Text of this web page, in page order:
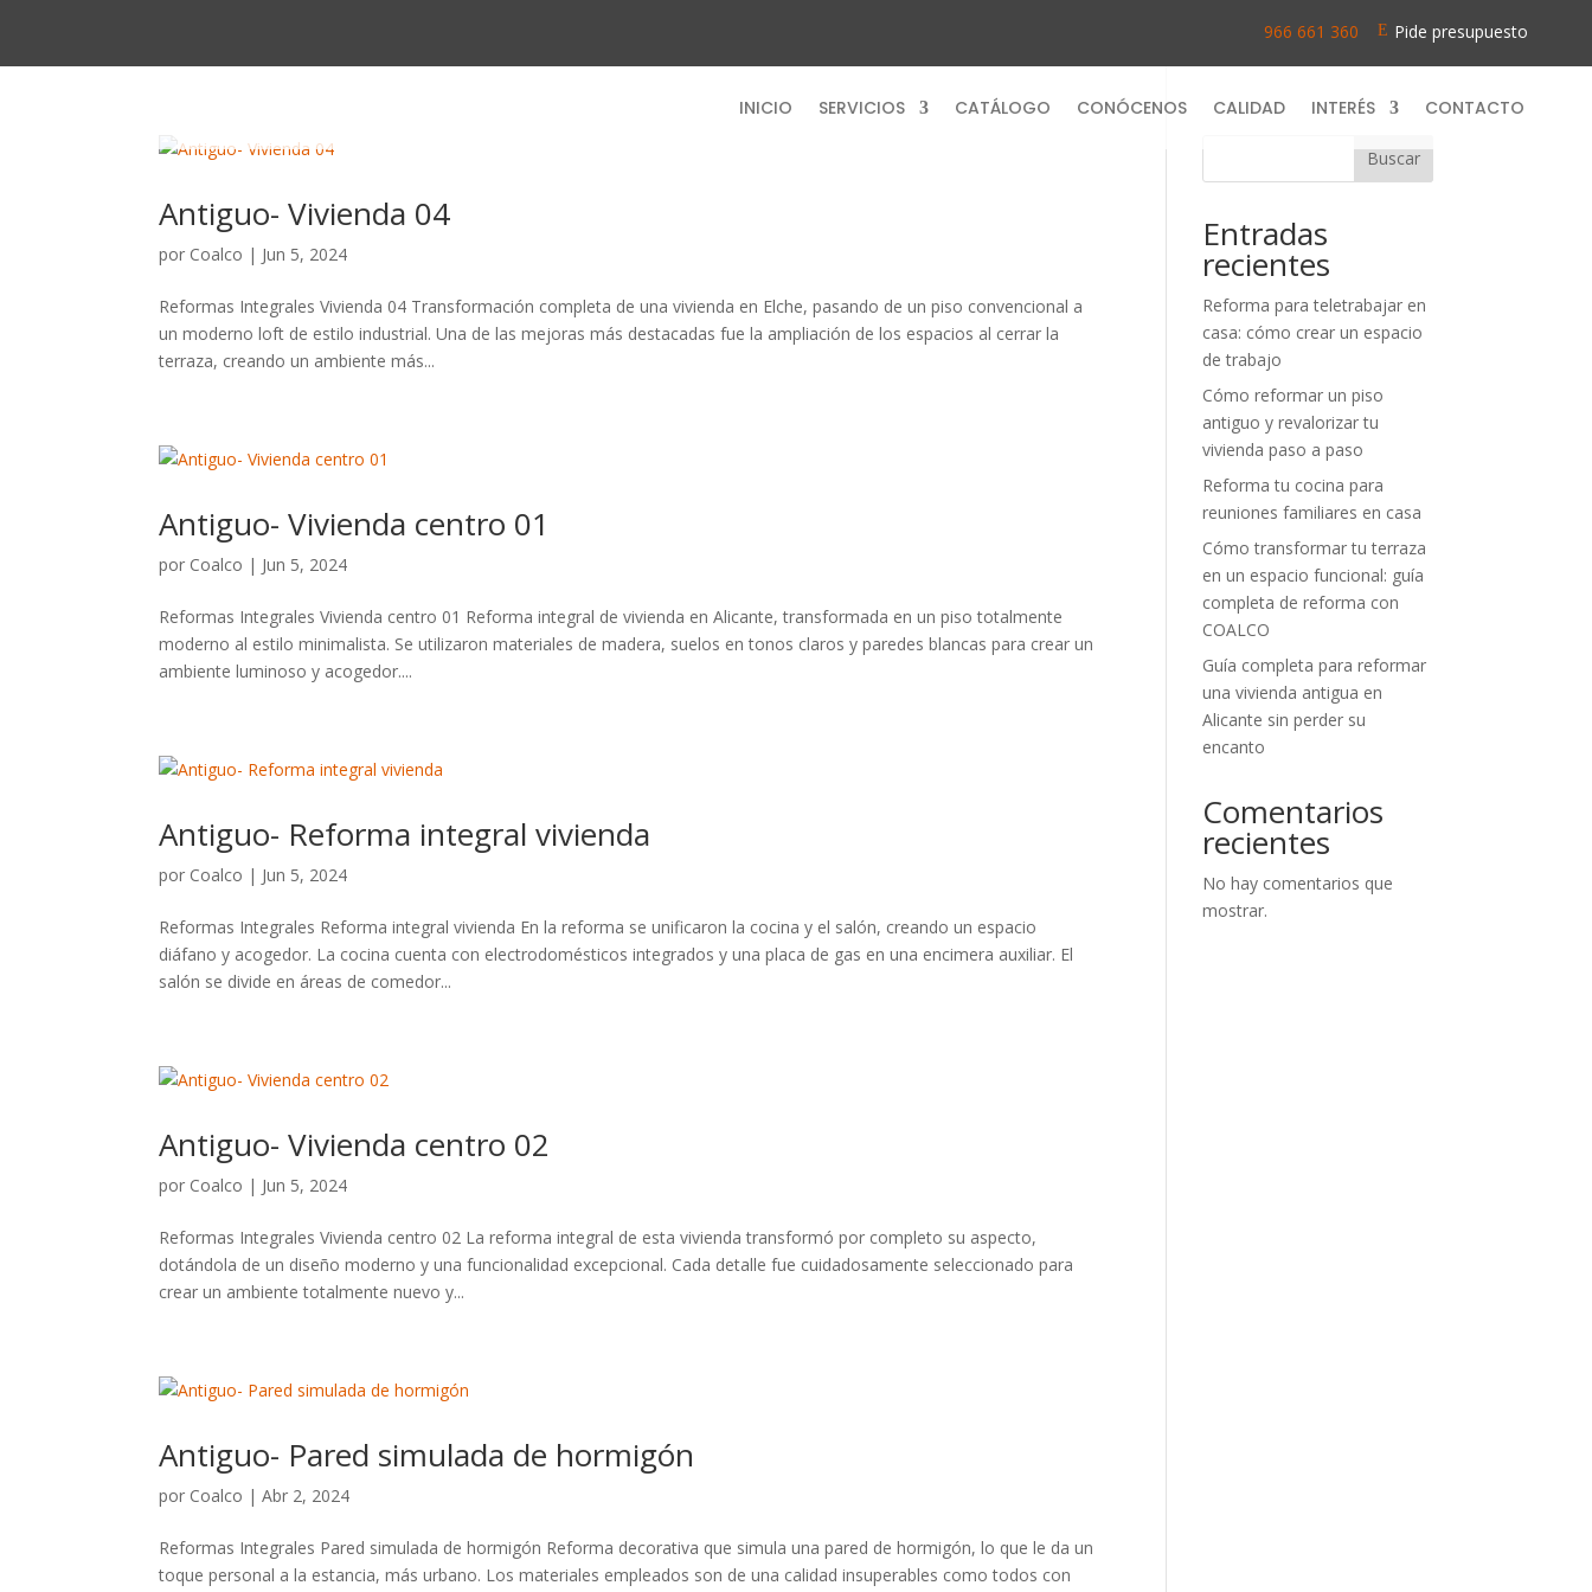
966 661 360 E Pide presupuesto
INICIO SERVICIOS CATÁLOGO CONÓCENOS CALIDAD INTERÉS CONTACTO
Antiguo- Vivienda 04
por Coalco | Jun 5, 2024
Reformas Integrales Vivienda 04 Transformación completa de una vivienda en Elche, pasando de un piso convencional a
un moderno loft de estilo industrial. Una de las mejoras más destacadas fue la ampliación de los espacios al cerrar la
terraza, creando un ambiente más...
Antiguo- Vivienda centro 01
por Coalco | Jun 5, 2024
Reformas Integrales Vivienda centro 01 Reforma integral de vivienda en Alicante, transformada en un piso totalmente
moderno al estilo minimalista. Se utilizaron materiales de madera, suelos en tonos claros y paredes blancas para crear un
ambiente luminoso y acogedor....
Antiguo- Reforma integral vivienda
por Coalco | Jun 5, 2024
Reformas Integrales Reforma integral vivienda En la reforma se unificaron la cocina y el salón, creando un espacio
diáfano y acogedor. La cocina cuenta con electrodomésticos integrados y una placa de gas en una encimera auxiliar. El
salón se divide en áreas de comedor...
Antiguo- Vivienda centro 02
por Coalco | Jun 5, 2024
Reformas Integrales Vivienda centro 02 La reforma integral de esta vivienda transformó por completo su aspecto,
dotándola de un diseño moderno y una funcionalidad excepcional. Cada detalle fue cuidadosamente seleccionado para
crear un ambiente totalmente nuevo y...
Antiguo- Pared simulada de hormigón
por Coalco |Abr 2, 2024
Reformas Integrales Pared simulada de hormigón Reforma decorativa que simula una pared de hormigón, lo que le da un
toque personal a la estancia, más urbano. Los materiales empleados son de una calidad insuperables como todos con
Buscar
Entradas
recientes
Reforma para teletrabajar en
casa: cómo crear un espacio
de trabajo
Cómo reformar un piso
antiguo y revalorizar tu
vivienda paso a paso
Reforma tu cocina para
reuniones familiares en casa
Cómo transformar tu terraza
en un espacio funcional: guía
completa de reforma con
COALCO
Guía completa para reformar
una vivienda antigua en
Alicante sin perder su
encanto
Comentarios
recientes
No hay comentarios que
mostrar.